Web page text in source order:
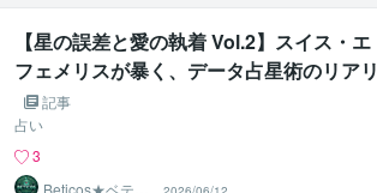
【星の誤差と愛の執着 Vol.2】スイス・エ
フェメリスが暴く、データ占星術のリアリ
ズム ── 曖昧なポエムと精神論の終焉
記事
占い
3
Beticos★ベティ